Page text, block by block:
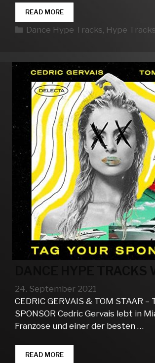
READ MOREDANCE
HYPE
TRACKS
Kategorien
Dance Hype Tracks, Hype Tracks
DANCE HYPE TRACKS
24. September 2021
CEDRIC GERVAIS & TOM STAAR –
SPONSOR Cedric Gervais lebt in
Franzose und einer der besten …
READ MOREDANCE